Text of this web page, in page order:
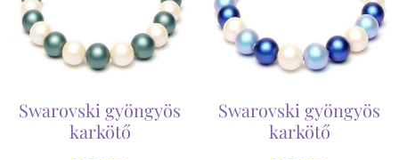
Swarovski gyöngyös
karkötő
Swarovski gyöngyös
karkötő